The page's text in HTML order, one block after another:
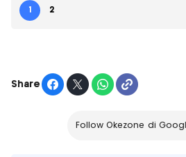
1 2
Share
Follow Okezone di